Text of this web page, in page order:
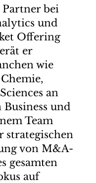
Partner bei
und
Offering
er
wie
an
und
Team
strategischen
von M&A-
gesamten
auf